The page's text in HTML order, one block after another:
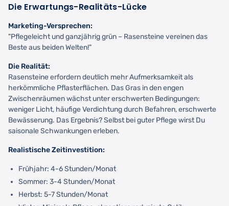
Die Erwartungs-Realitäts-Lücke
Marketing-Versprechen:
"Pflegeleicht und ganzjährig grün – Rasensteine vereinen das
Beste aus beiden Welten!"
Die Realität:
Rasensteine erfordern deutlich mehr Aufmerksamkeit als
herkömmliche Pflasterflächen. Das Gras in den engen
Zwischenräumen wächst unter erschwerten Bedingungen:
weniger Licht, häufige Verdichtung durch Befahren, erschwerte
Bewässerung. Das Ergebnis? Selbst bei guter Pflege wirst Du
saisonale Schwankungen erleben.
Realistische Zeitinvestition:
Frühjahr: 4-6 Stunden/Monat
Sommer: 3-4 Stunden/Monat
Herbst: 5-7 Stunden/Monat